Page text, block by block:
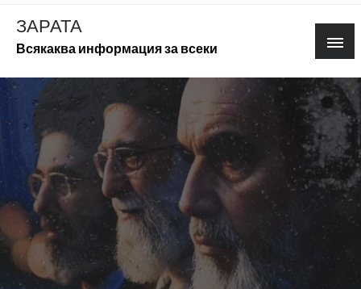
Skip
content
ЗАРАТА
Всякаква информация за всеки